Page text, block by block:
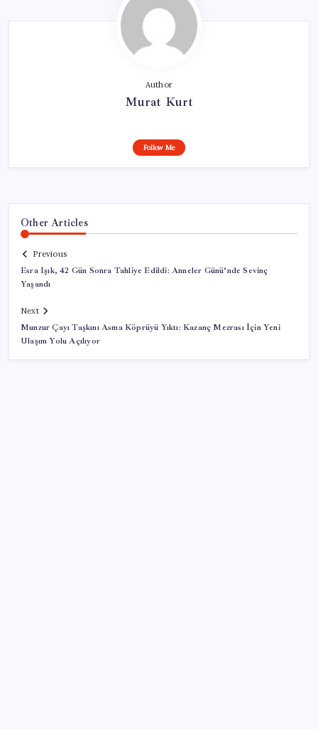
Author
Murat Kurt
Follow Me
Other Articles
Previous
Esra Işık, 42 Gün Sonra Tahliye Edildi: Anneler Günü’nde Sevinç
Yaşandı
Next
Munzur Çayı Taşkını Asma Köprüyü Yıktı: Kazanç Mezrası İçin Yeni
Ulaşım Yolu Açılıyor